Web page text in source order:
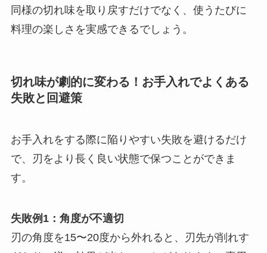
同様の切れ味を取り戻すだけでなく、使うたびに
料理の楽しさを実感できるでしょう。
切れ味が劇的に変わる！お手入れでよくある
失敗と回避策
お手入れをする際に陥りやすい失敗を避けるだけ
で、刃をより長く良い状態で保つことができま
す。
失敗例1：角度が不適切
刃の角度を15〜20度から外れると、刃先が削れす